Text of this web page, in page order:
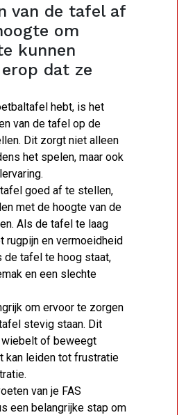
van de tafel af
om
kunnen
dat ze
hebt, is het
van de tafel op de
Dit zorgt niet alleen
het spelen, maar ook
goed af te stellen,
met de hoogte van de
Als de tafel te laag
rugpijn en vermoeidheid
de tafel te hoog staat,
en een slechte
om ervoor te zorgen
stevig staan. Dit
of beweegt
kan leiden tot frustratie
van je FAS
een belangrijke stap om